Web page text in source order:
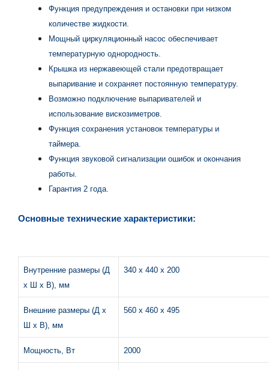
Функция предупреждения и остановки при низком
количестве жидкости.
Мощный циркуляционный насос обеспечивает
температурную однородность.
Крышка из нержавеющей стали предотвращает
выпаривание и сохраняет постоянную температуру.
Возможно подключение выпаривателей и
использование вискозиметров.
Функция сохранения установок температуры и
таймера.
Функция звуковой сигнализации ошибок и окончания
работы.
Гарантия 2 года.
Основные технические характеристики:
Внутренние размеры (Д
х Ш х В), мм
340 х 440 х 200
Внешние размеры (Д х
Ш х В), мм
560 х 460 х 495
Мощность, Вт 2000